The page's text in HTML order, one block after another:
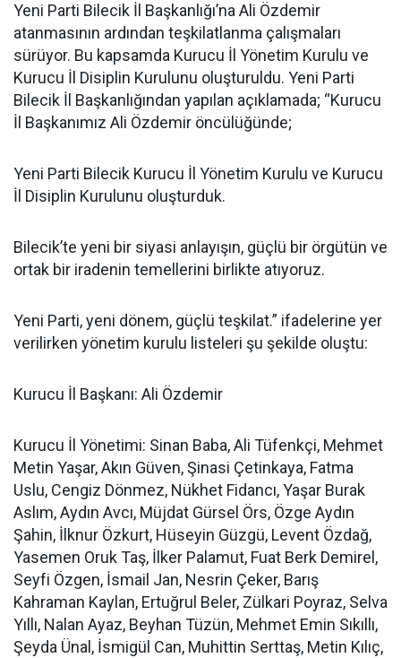
Yeni Parti Bilecik İl Başkanlığı’na Ali Özdemir
atanmasının ardından teşkilatlanma çalışmaları
sürüyor. Bu kapsamda Kurucu İl Yönetim Kurulu ve
Kurucu İl Disiplin Kurulunu oluşturuldu. Yeni Parti
Bilecik İl Başkanlığından yapılan açıklamada; “Kurucu
İl Başkanımız Ali Özdemir öncülüğünde;
Yeni Parti Bilecik Kurucu İl Yönetim Kurulu ve Kurucu
İl Disiplin Kurulunu oluşturduk.
Bilecik’te yeni bir siyasi anlayışın, güçlü bir örgütün ve
ortak bir iradenin temellerini birlikte atıyoruz.
Yeni Parti, yeni dönem, güçlü teşkilat.” ifadelerine yer
verilirken yönetim kurulu listeleri şu şekilde oluştu:
Kurucu İl Başkanı: Ali Özdemir
Kurucu İl Yönetimi: Sinan Baba, Ali Tüfenkçi, Mehmet
Metin Yaşar, Akın Güven, Şinasi Çetinkaya, Fatma
Uslu, Cengiz Dönmez, Nükhet Fidancı, Yaşar Burak
Aslım, Aydın Avcı, Müjdat Gürsel Örs, Özge Aydın
Şahin, İlknur Özkurt, Hüseyin Güzgü, Levent Özdağ,
Yasemen Oruk Taş, İlker Palamut, Fuat Berk Demirel,
Seyfi Özgen, İsmail Jan, Nesrin Çeker, Barış
Kahraman Kaylan, Ertuğrul Beler, Zülkari Poyraz, Selva
Yıllı, Nalan Ayaz, Beyhan Tüzün, Mehmet Emin Sıkıllı,
Şeyda Ünal, İsmigül Can, Muhittin Serttaş, Metin Kılıç,